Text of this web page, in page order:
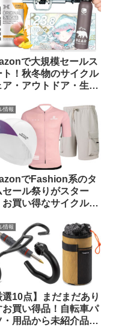
で大規模セールス
ト！秋冬物のサイクル
ア・アウトドア・生活
ップしてみました
情報
でFashion系のタ
セール祭りがスター
お買い得なサイクルウ
た
情報
選10点】まだまだあり
お買い得品！自転車パ
・用品から未紹介品を